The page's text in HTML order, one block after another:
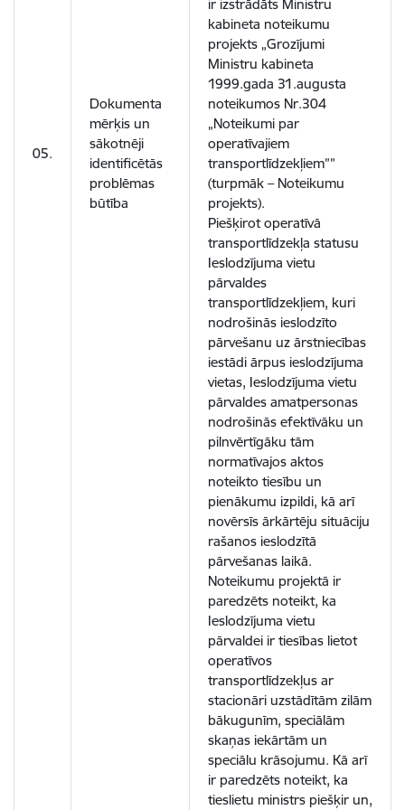
05.
Dokumenta
mērķis un
sākotnēji
identificētās
problēmas
būtība
ir izstrādāts Ministru
kabineta noteikumu
projekts „Grozījumi
Ministru kabineta
1999.gada 31.augusta
noteikumos Nr.304
„Noteikumi par
operatīvajiem
transportlīdzekļiem””
(turpmāk – Noteikumu
projekts).
Piešķirot operatīvā
transportlīdzekļa statusu
Ieslodzījuma vietu
pārvaldes
transportlīdzekļiem, kuri
nodrošinās ieslodzīto
pārvešanu uz ārstniecības
iestādi ārpus ieslodzījuma
vietas, Ieslodzījuma vietu
pārvaldes amatpersonas
nodrošinās efektīvāku un
pilnvērtīgāku tām
normatīvajos aktos
noteikto tiesību un
pienākumu izpildi, kā arī
novērsīs ārkārtēju situāciju
rašanos ieslodzītā
pārvešanas laikā.
Noteikumu projektā ir
paredzēts noteikt, ka
Ieslodzījuma vietu
pārvaldei ir tiesības lietot
operatīvos
transportlīdzekļus ar
stacionāri uzstādītām zilām
bākugunīm, speciālām
skaņas iekārtām un
speciālu krāsojumu. Kā arī
ir paredzēts noteikt, ka
tieslietu ministrs piešķir un,